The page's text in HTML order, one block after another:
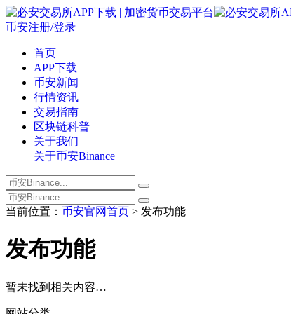
币安注册/登录
首页
APP下载
币安新闻
行情资讯
交易指南
区块链科普
关于我们
关于币安Binance
当前位置： 币安官网首页 > 发布功能
发布功能
暂未找到相关内容…